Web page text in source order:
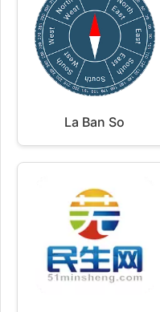
La Ban So